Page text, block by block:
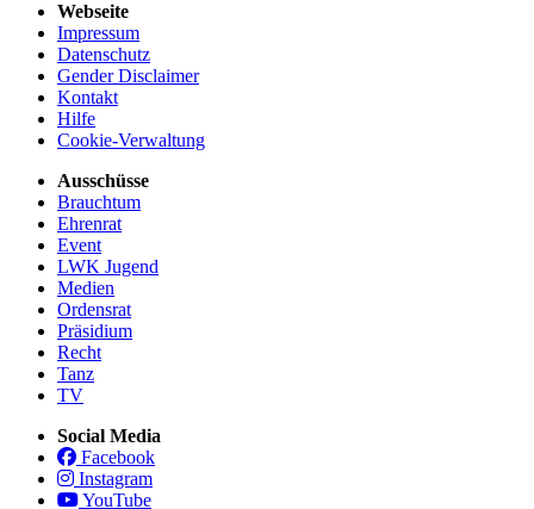
Webseite
Impressum
Datenschutz
Gender Disclaimer
Kontakt
Hilfe
Cookie-Verwaltung
Ausschüsse
Brauchtum
Ehrenrat
Event
LWK Jugend
Medien
Ordensrat
Präsidium
Recht
Tanz
TV
Social Media
Facebook
Instagram
YouTube